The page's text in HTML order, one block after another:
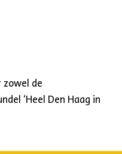
zowel de
‘Heel Den Haag in